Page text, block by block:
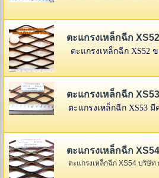
ตะแกรงเหล็กฉีก XS52 ศุภวั
ตะแกรงเหล็กฉีก XS52 ขนาดกลางๆใ
ตะแกรงเหล็กฉีก XS53 ศุภวั
ตะแกรงเหล็กฉีก XS53 มีค
ตะแกรงเหล็กฉีก XS54 ศุภวั